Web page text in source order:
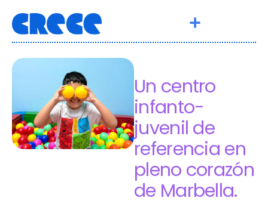
Un centro
infanto-
juvenil de
referencia en
pleno corazón
de Marbella.